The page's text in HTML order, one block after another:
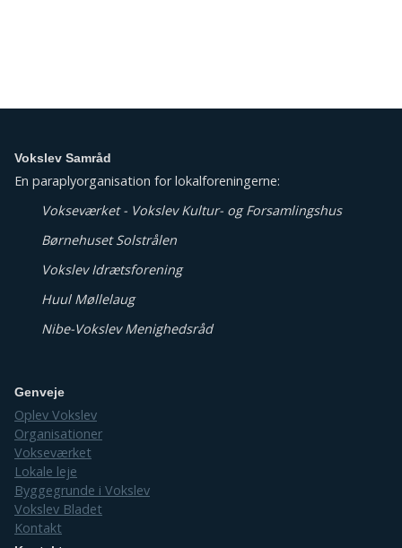
Vokslev Samråd
En paraplyorganisation for lokalforeningerne:
Vokseværket - Vokslev Kultur- og Forsamlingshus
Børnehuset Solstrålen
Vokslev Idrætsforening
Huul Møllelaug
Nibe-Vokslev Menighedsråd
Genveje
Oplev Vokslev
Organisationer
Vokseværket
Lokale leje
Byggegrunde i Vokslev
Vokslev Bladet
Kontakt